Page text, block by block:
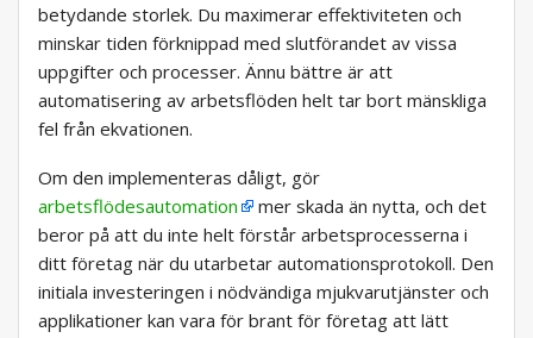
betydande storlek. Du maximerar effektiviteten och
minskar tiden förknippad med slutförandet av vissa
uppgifter och processer. Ännu bättre är att
automatisering av arbetsflöden helt tar bort mänskliga
fel från ekvationen.
Om den implementeras dåligt, gör
arbetsflödesautomation
mer skada än nytta, och det
beror på att du inte helt förstår arbetsprocesserna i
ditt företag när du utarbetar automationsprotokoll. Den
initiala investeringen i nödvändiga mjukvarutjänster och
applikationer kan vara för brant för företag att lätt